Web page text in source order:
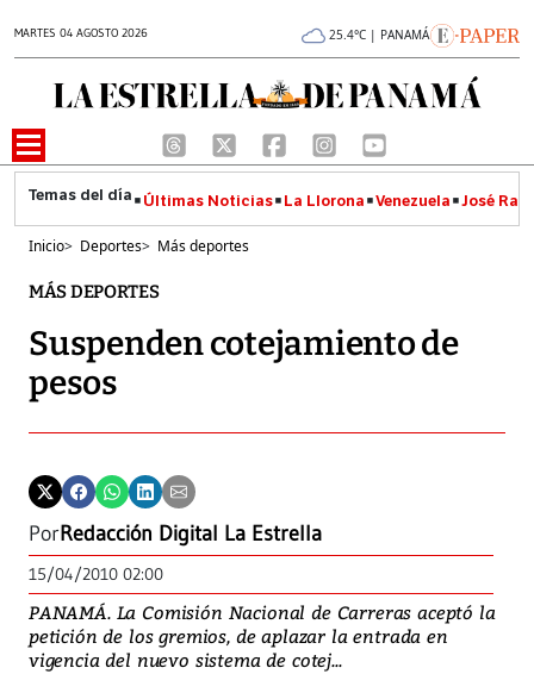
MARTES 04 AGOSTO 2026 25.4°C | PANAMÁ
Últimas Noticias La Llorona Venezuela José
Inicio> Deportes> Más deportes
MÁS DEPORTES
Suspenden cotejamiento de
pesos
PorRedacción Digital La Estrella
15/04/2010 02:00
PANAMÁ. La Comisión Nacional de Carreras aceptó la
petición de los gremios, de aplazar la entrada en
vigencia del nuevo sistema de cotej...